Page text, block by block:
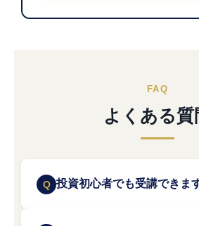
FAQ
よくある質
投資初心者でも受講できま